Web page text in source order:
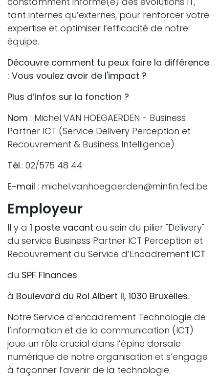
tant internes qu’externes, pour renforcer votre
expertise et optimiser l’efficacité de notre
équipe.
Découvre comment tu peux faire la différence
: Vous voulez avoir de l'impact ?
Plus d’infos sur la fonction ?
Nom : Michel VAN HOEGAERDEN - Business
Partner ICT (Service Delivery Perception et
Recouvrement & Business Intelligence)
Tél.: 02/575 48 44
E-mail : michel.vanhoegaerden@minfin.fed.be
Employeur
Il y a 1 poste vacant au sein du pilier "Delivery"
du service Business Partner ICT Perception et
Recouvrement du Service d’Encadrement ICT
du SPF Finances
à Boulevard du Roi Albert II, 1030 Bruxelles.
Notre Service d’encadrement Technologie de
l’information et de la communication (ICT)
joue un rôle crucial dans l’épine dorsale
numérique de notre organisation et s’engage
à façonner l’avenir de la technologie.